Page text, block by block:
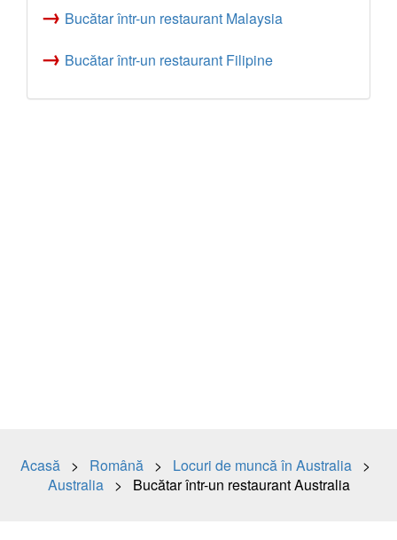
→ Bucătar într-un restaurant Malaysia
→ Bucătar într-un restaurant Filipine
Acasă> Română> Locuri de muncă în Australia>
Australia> Bucătar într-un restaurant Australia